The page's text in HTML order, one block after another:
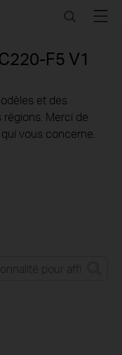
SearchMenu
F5 V1
et des
Merci de
vous concerne.